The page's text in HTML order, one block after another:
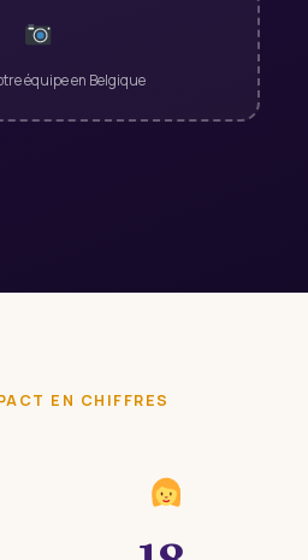
équipe en Belgique
EN CHIFFRES